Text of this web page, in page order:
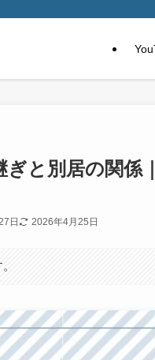
ぎと別居の関係
日 2026年4月25日